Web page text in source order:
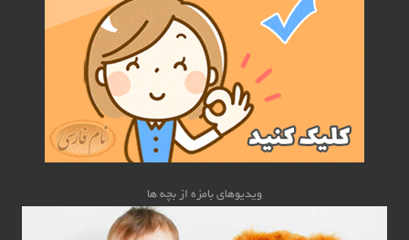
ویدیوهای بامزه از بچه ها